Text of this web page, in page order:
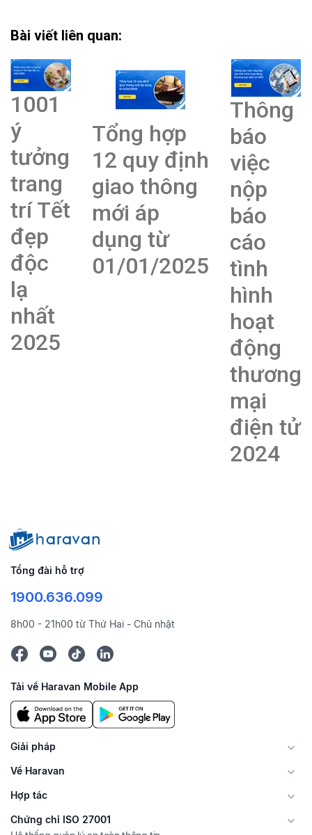
Bài viết liên quan:
1001
ý
tưởng
trang
trí Tết
đẹp
độc
lạ
nhất
2025
Tổng hợp
12 quy định
giao thông
mới áp
dụng từ
01/01/2025
Thông
báo
việc
nộp
báo
cáo
tình
hình
hoạt
động
thương
mại
điện tử
2024
Tổng đài hỗ trợ
1900.636.099
8h00 - 21h00 từ Thứ Hai - Chủ nhật
Tải về Haravan Mobile App
Giải pháp
Về Haravan
Hợp tác
Chứng chỉ ISO 27001